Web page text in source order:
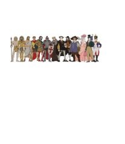
содержимому